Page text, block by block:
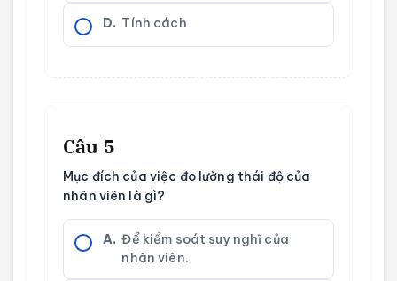
D. Tính cách
Câu 5
Mục đích của việc đo lường thái độ của
nhân viên là gì?
A. Để kiểm soát suy nghĩ của
nhân viên.